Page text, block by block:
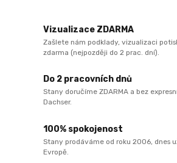
Vizualizace ZDARMA
Zašlete nám podklady, vizualizaci
zdarma (nejpozději do 2 prac. dní).
Do 2 pracovních dnů
Stany doručíme ZDARMA a bez
Dachser.
100% spokojenost
Stany prodáváme od roku 2006, dnes
Evropě.